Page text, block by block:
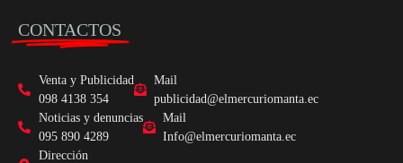
CONTACTOS
Venta y Publicidad
098 4138 354
Mail
publicidad@elmercuriomanta.ec
Noticias y denuncias
095 890 4289
Mail
Info@elmercuriomanta.ec
Dirección